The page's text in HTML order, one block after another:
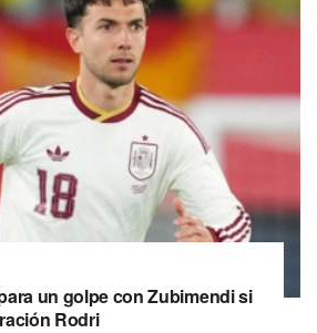
un golpe con Zubimendi si
Rodri